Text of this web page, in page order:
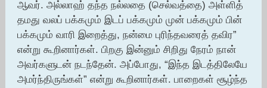
ஆவர். அல்லாஹ் தந்த நல்லதை (செல்வத்தை) அள்ளித்
தமது வலப் பக்கமும் இடப் பக்கமும் முன் பக்கமும் பின்
பக்கமும் வாரி இறைத்து, நன்மை புரிந்தவரைத் தவிர”
என்று கூறினார்கள். பிறகு இன்னும் சிறிது நேரம் நான்
அவர்களுடன் நடந்தேன். அப்போது, “இந்த இடத்திலேயே
அமர்ந்திருங்கள்” என்று கூறினார்கள். பாறைகள் சூழ்ந்த